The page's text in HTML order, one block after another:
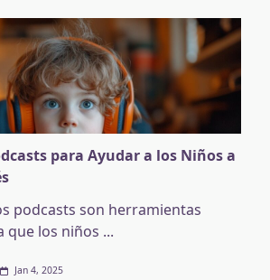
para Ayudar a los Niños a
podcasts son herramientas
que los niños ...
Jan 4, 2025